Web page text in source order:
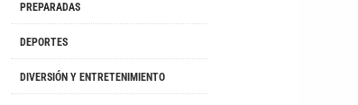
PREPARADAS
DEPORTES
DIVERSIÓN Y ENTRETENIMIENTO